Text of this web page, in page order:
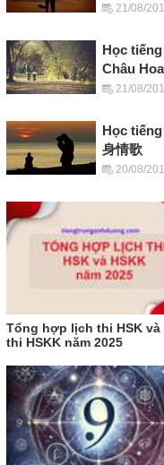
21/08/
Học
Châu
21/08/
Học
身情歌
20/08/
Tổng hợp lịch thi HSK và
thi HSKK năm 2025